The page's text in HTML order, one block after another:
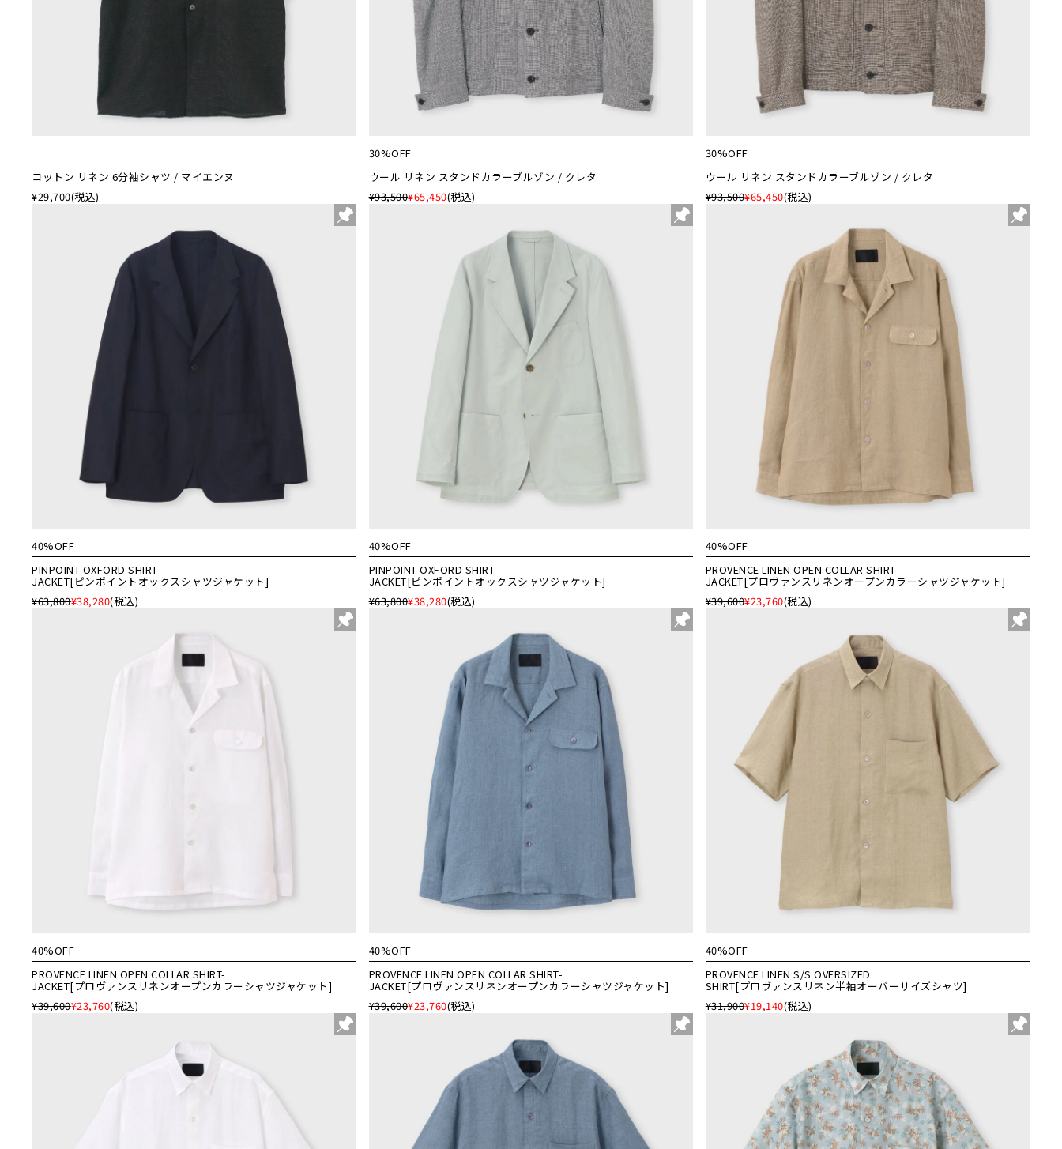
コットン リネン 6分袖シャツ / マイエンヌ
¥29,700(税込)
30%OFF
ウール リネン スタンドカラーブルゾン / クレタ
¥93,500¥65,450(税込)
30%OFF
ウール リネン スタンドカラーブルゾン / クレタ
¥93,500¥65,450(税込)
40%OFF
PINPOINT OXFORD SHIRT
JACKET[ピンポイントオックスシャツジャケット]
¥63,800¥38,280(税込)
40%OFF
PINPOINT OXFORD SHIRT
JACKET[ピンポイントオックスシャツジャケット]
¥63,800¥38,280(税込)
40%OFF
PROVENCE LINEN OPEN COLLAR SHIRT-
JACKET[プロヴァンスリネンオープンカラーシャツジャケット]
¥39,600¥23,760(税込)
40%OFF
PROVENCE LINEN OPEN COLLAR SHIRT-
JACKET[プロヴァンスリネンオープンカラーシャツジャケット]
¥39,600¥23,760(税込)
40%OFF
PROVENCE LINEN OPEN COLLAR SHIRT-
JACKET[プロヴァンスリネンオープンカラーシャツジャケット]
¥39,600¥23,760(税込)
40%OFF
PROVENCE LINEN S/S OVERSIZED
SHIRT[プロヴァンスリネン半袖オーバーサイズシャツ]
¥31,900¥19,140(税込)